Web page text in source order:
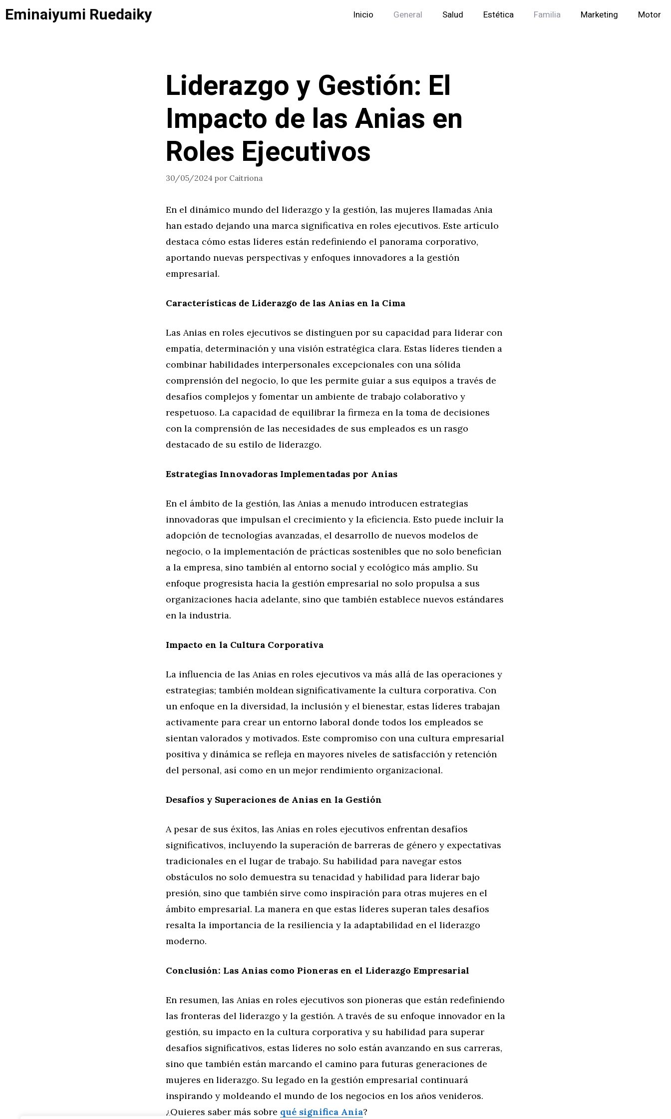
Saltar
alEminaiyumi Ruedaiky Inicio General Salud Estética Familia Marketing Motor
Liderazgo y Gestión: El
Impacto de las Anias en
Roles Ejecutivos
30/05/2024 por Caitriona
En el dinámico mundo del liderazgo y la gestión, las mujeres llamadas Ania
han estado dejando una marca significativa en roles ejecutivos. Este artículo
destaca cómo estas líderes están redefiniendo el panorama corporativo,
aportando nuevas perspectivas y enfoques innovadores a la gestión
empresarial.
Características de Liderazgo de las Anias en la Cima
Las Anias en roles ejecutivos se distinguen por su capacidad para liderar con
empatía, determinación y una visión estratégica clara. Estas líderes tienden a
combinar habilidades interpersonales excepcionales con una sólida
comprensión del negocio, lo que les permite guiar a sus equipos a través de
desafíos complejos y fomentar un ambiente de trabajo colaborativo y
respetuoso. La capacidad de equilibrar la firmeza en la toma de decisiones
con la comprensión de las necesidades de sus empleados es un rasgo
destacado de su estilo de liderazgo.
Estrategias Innovadoras Implementadas por Anias
En el ámbito de la gestión, las Anias a menudo introducen estrategias
innovadoras que impulsan el crecimiento y la eficiencia. Esto puede incluir la
adopción de tecnologías avanzadas, el desarrollo de nuevos modelos de
negocio, o la implementación de prácticas sostenibles que no solo benefician
a la empresa, sino también al entorno social y ecológico más amplio. Su
enfoque progresista hacia la gestión empresarial no solo propulsa a sus
organizaciones hacia adelante, sino que también establece nuevos estándares
en la industria.
Impacto en la Cultura Corporativa
La influencia de las Anias en roles ejecutivos va más allá de las operaciones y
estrategias; también moldean significativamente la cultura corporativa. Con
un enfoque en la diversidad, la inclusión y el bienestar, estas líderes trabajan
activamente para crear un entorno laboral donde todos los empleados se
sientan valorados y motivados. Este compromiso con una cultura empresarial
positiva y dinámica se refleja en mayores niveles de satisfacción y retención
del personal, así como en un mejor rendimiento organizacional.
Desafíos y Superaciones de Anias en la Gestión
A pesar de sus éxitos, las Anias en roles ejecutivos enfrentan desafíos
significativos, incluyendo la superación de barreras de género y expectativas
tradicionales en el lugar de trabajo. Su habilidad para navegar estos
obstáculos no solo demuestra su tenacidad y habilidad para liderar bajo
presión, sino que también sirve como inspiración para otras mujeres en el
ámbito empresarial. La manera en que estas líderes superan tales desafíos
resalta la importancia de la resiliencia y la adaptabilidad en el liderazgo
moderno.
Conclusión: Las Anias como Pioneras en el Liderazgo Empresarial
En resumen, las Anias en roles ejecutivos son pioneras que están redefiniendo
las fronteras del liderazgo y la gestión. A través de su enfoque innovador en la
gestión, su impacto en la cultura corporativa y su habilidad para superar
desafíos significativos, estas líderes no solo están avanzando en sus carreras,
sino que también están marcando el camino para futuras generaciones de
mujeres en liderazgo. Su legado en la gestión empresarial continuará
inspirando y moldeando el mundo de los negocios en los años venideros.
¿Quieres saber más sobre qué significa Ania?